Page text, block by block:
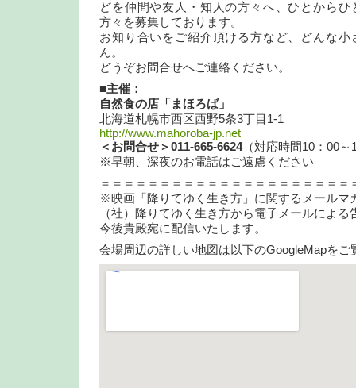
どを仲間や友人・知人の方々へ、ひとから
方々を募集しております。
お知り合いをご紹介頂ける方など、どんな
ん。
どうぞお問合せへご連絡ください。
■主催：
自然食の店「まほろば」
北海道札幌市西区西野5条3丁目1-1
http://www.mahoroba-jp.net
＜ お問合せ＞011-665-6624（対応時間10：00～
※早朝、深夜のお電話はご遠慮ください
＝＝＝＝＝＝＝＝＝＝＝＝＝＝＝＝＝＝＝＝＝
※映画「降りてゆく生き方」に関するメールマ
（社）降りてゆく生き方から電子メールによる
今後貴殿宛に配信いたします。
会場周辺の詳しい地図は以下のGoogleMapをご